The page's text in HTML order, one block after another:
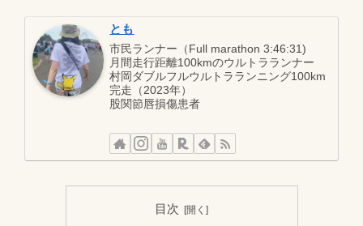
とも
市民ランナー（Full marathon 3:46:31)
月間走行距離100kmのウルトラランナー
村岡ダブルフルウルトラランニング100km
完走（2023年）
股関節唇損傷患者
目次